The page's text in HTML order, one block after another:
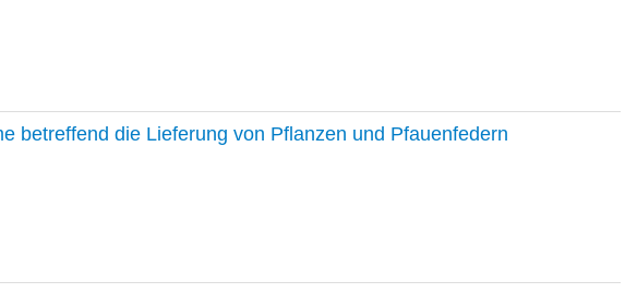
betreffend die Lieferung von Pflanzen und Pfauenfedern